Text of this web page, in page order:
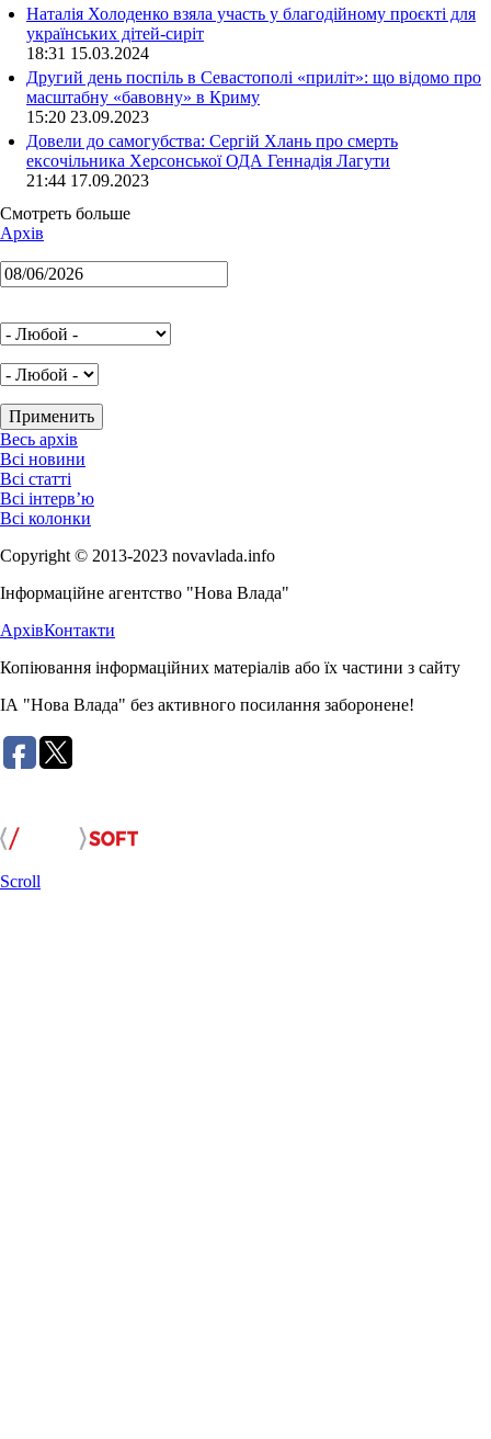
Наталія Холоденко взяла участь у благодійному проєкті для
українських дітей-сиріт
18:31 15.03.2024
Другий день поспіль в Севастополі «приліт»: що відомо про
масштабну «бавовну» в Криму
15:20 23.09.2023
Довели до самогубства: Сергій Хлань про смерть
ексочільника Херсонської ОДА Геннадія Лагути
21:44 17.09.2023
Смотреть больше
Архів
Весь архів
Всі новини
Всі статті
Всі інтерв’ю
Всі колонки
Copyright © 2013-2023 novavlada.info
Інформаційне агентство "Нова Влада"
АрхівКонтакти
Копіювання інформаційних матеріалів або їх частини з сайту
ІА "Нова Влада" без активного посилання заборонене!
Scroll